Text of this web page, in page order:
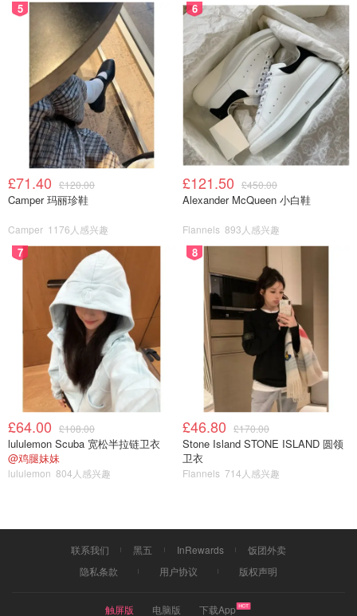
花溪的小吃
花溪的小吃有王记牛肉面、丝娃娃、洋芋粑粑、旺肠面、脆
哨软哨等。在花溪住了四天我就方便吃了牛肉粉、家藏面和
遵义的羊肉粉，都是11元一份，可以吃饱。对于喜欢吃面食
的我还是很享受的。
5
£71.40 £120.00
Camper 玛丽珍鞋
Camper 1176人感兴趣
6
£121.50 £450.00
Alexander McQueen 小白鞋
Flannels 893人感兴趣
7
£64.00 £108.00
lululemon Scuba 宽松半拉链卫衣
@鸡腿妹妹
lululemon 804人感兴趣
8
£46.80 £170.00
Stone Island STONE ISLAND 圆领
卫衣
Flannels 714人感兴趣
联系我们 黑五 InRewards
饭团外卖
隐私条款
用户协议 版权声明
触屏版 电脑版 下载App